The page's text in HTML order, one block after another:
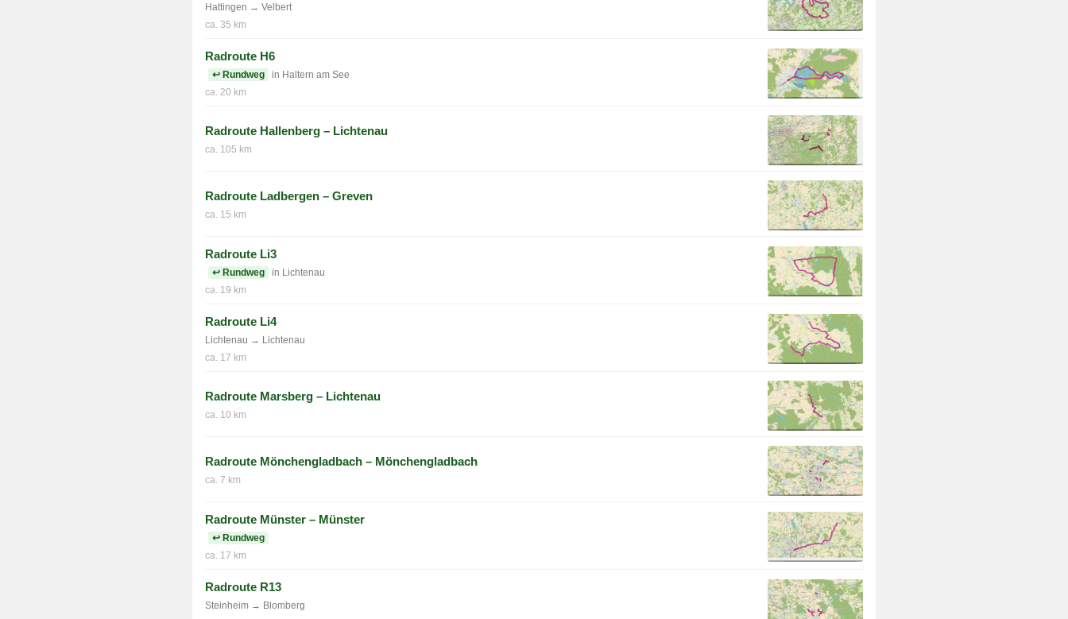
Hattingen → Velbert
ca. 35 km
Radroute H6
↩ Rundweg
in Haltern am See
ca. 20 km
Radroute Hallenberg – Lichtenau
ca. 105 km
Radroute Ladbergen – Greven
ca. 15 km
Radroute Li3
↩ Rundweg
in Lichtenau
ca. 19 km
Radroute Li4
Lichtenau → Lichtenau
ca. 17 km
Radroute Marsberg – Lichtenau
ca. 10 km
Radroute Mönchengladbach – Mönchengladbach
ca. 7 km
Radroute Münster – Münster
↩ Rundweg
ca. 17 km
Radroute R13
Steinheim → Blomberg